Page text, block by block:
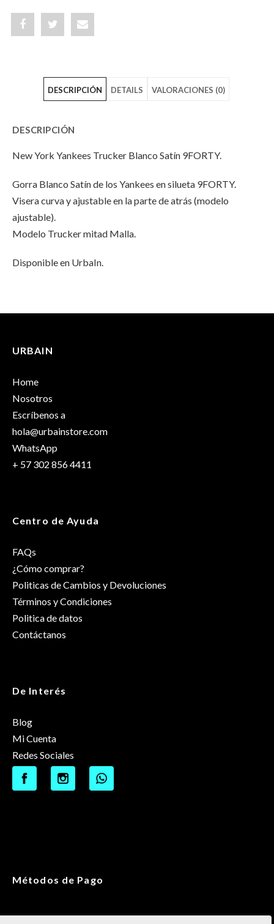
Share
Yankees
/
on
Facebook
Post
York
9FORTY
Women"
on
Share
Yankees
/
on
Email
DESCRIPCIÓN DETAILS VALORACIONES (0)
DESCRIPCIÓN
New York Yankees Trucker Blanco Satín 9FORTY.
Gorra Blanco Satín de los Yankees en silueta 9FORTY.
Visera curva y ajustable en la parte de atrás (modelo
ajustable).
Modelo Trucker mitad Malla.
Disponible en UrbaIn.
Dimensiones
Solo los usuarios registrados que hayan comprado este
URBAIN
Home
Nosotros
Escríbenos a
hola@urbainstore.com
WhatsApp
+ 57 302 856 4411
Centro de Ayuda
FAQs
¿Cómo comprar?
Politicas de Cambios y Devoluciones
Términos y Condiciones
Politica de datos
Contáctanos
De Interés
Blog
Mi Cuenta
Redes Sociales
Métodos de Pago